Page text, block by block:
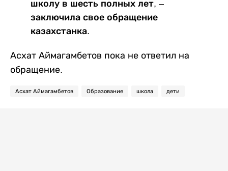
школу в шесть полных лет, –
заключила свое обращение
казахстанка.
Асхат Аймагамбетов пока не ответил на
обращение.
Асхат Аймагамбетов Образование школа дети